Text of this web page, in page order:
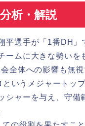
析・解説
平選手が「1番DH」
ームに大きな勢いを
全体への影響も無視
いうメジャートッ
シャーを与え、守備